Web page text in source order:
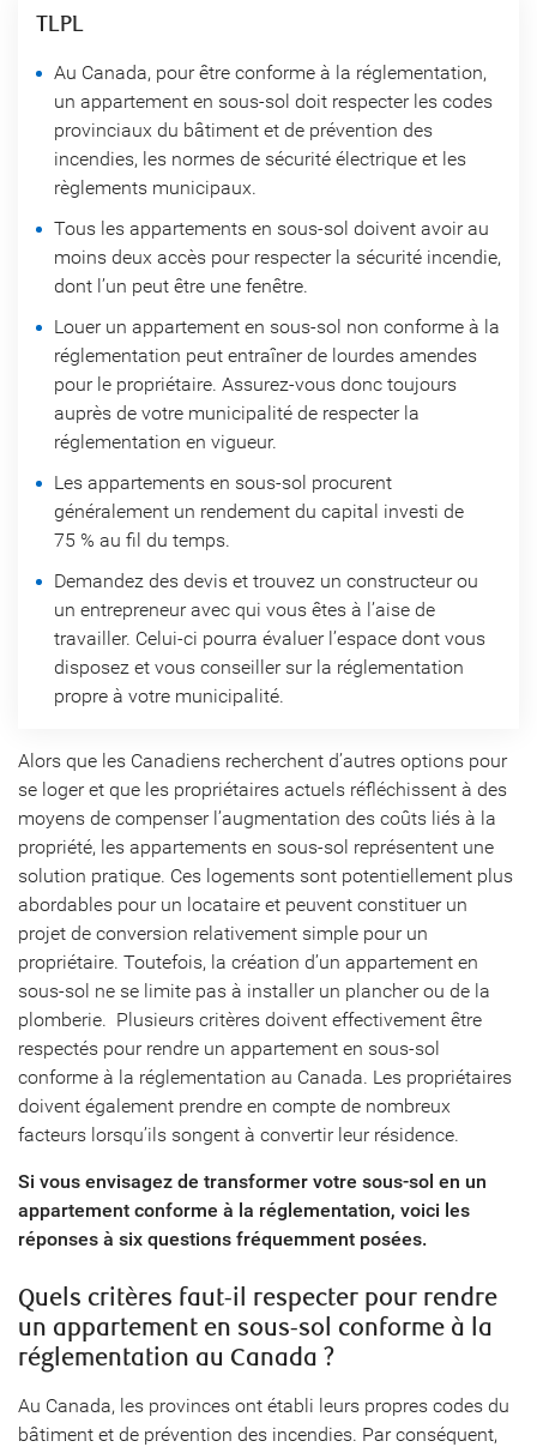
TLPL
Au Canada, pour être conforme à la réglementation,
un appartement en sous-sol doit respecter les codes
provinciaux du bâtiment et de prévention des
incendies, les normes de sécurité électrique et les
règlements municipaux.
Tous les appartements en sous-sol doivent avoir au
moins deux accès pour respecter la sécurité incendie,
dont l’un peut être une fenêtre.
Louer un appartement en sous-sol non conforme à la
réglementation peut entraîner de lourdes amendes
pour le propriétaire. Assurez-vous donc toujours
auprès de votre municipalité de respecter la
réglementation en vigueur.
Les appartements en sous-sol procurent
généralement un rendement du capital investi de
75 % au fil du temps.
Demandez des devis et trouvez un constructeur ou
un entrepreneur avec qui vous êtes à l’aise de
travailler. Celui-ci pourra évaluer l’espace dont vous
disposez et vous conseiller sur la réglementation
propre à votre municipalité.
Alors que les Canadiens recherchent d’autres options pour
se loger et que les propriétaires actuels réfléchissent à des
moyens de compenser l’augmentation des coûts liés à la
propriété, les appartements en sous-sol représentent une
solution pratique. Ces logements sont potentiellement plus
abordables pour un locataire et peuvent constituer un
projet de conversion relativement simple pour un
propriétaire. Toutefois, la création d’un appartement en
sous-sol ne se limite pas à installer un plancher ou de la
plomberie. Plusieurs critères doivent effectivement être
respectés pour rendre un appartement en sous-sol
conforme à la réglementation au Canada. Les propriétaires
doivent également prendre en compte de nombreux
facteurs lorsqu’ils songent à convertir leur résidence.
Si vous envisagez de transformer votre sous-sol en un
appartement conforme à la réglementation, voici les
réponses à six questions fréquemment posées.
Quels critères faut-il respecter pour rendre
un appartement en sous-sol conforme à la
réglementation au Canada ?
Au Canada, les provinces ont établi leurs propres codes du
bâtiment et de prévention des incendies. Par conséquent,